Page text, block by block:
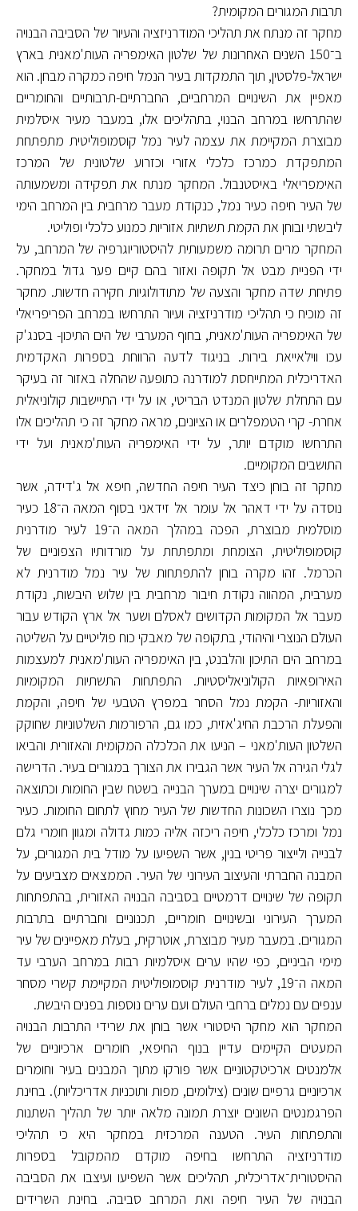
תרבות המגורים המקומית?
מחקר זה מנתח את תהליכי המודרניזציה והעיור של הסביבה הבנויה
ב־150 השנים האחרונות של שלטון האימפריה העות'מאנית בארץ
ישראל-פלסטין, תוך התמקדות בעיר הנמל חיפה כמקרה מבחן. הוא
מאפיין את השינויים המרחביים, החברתיים-תרבותיים והחומריים
שהתרחשו במרחב הבנוי, בתהליכים אלו, במעבר מעיר איסלמית
מבוצרת המקיימת את עצמה לעיר נמל קוסמופוליטית מתפתחת
המתפקדת כמרכז כלכלי אזורי וכזרוע שלטונית של המרכז
האימפריאלי באיסטנבול. המחקר מנתח את תפקידה ומשמעותה
של העיר חיפה כעיר נמל, כנקודת מעבר מרחבית בין המרחב הימי
ליבשתי ובוחן את הקמת תשתיות אזוריות כמנוע כלכלי ופוליטי.
המחקר מרים תרומה משמעותית להיסטוריוגרפיה של המרחב, על
ידי הפניית מבט אל תקופה ואזור בהם קיים פער גדול במחקר.
פתיחת שדה מחקר והצעה של מתודולוגיות חקירה חדשות. מחקר
זה מוכיח כי תהליכי מודרניזציה ועיור התרחשו במרחב הפריפריאלי
של האימפריה העות'מאנית, בחוף המערבי של הים התיכון- בסנג'ק
עכו ווילאייאת בירות. בניגוד לדעה הרווחת בספרות האקדמית
האדריכלית המתייחסת למודרנה כתופעה שהחלה באזור זה בעיקר
עם התחלת שלטון המנדט הבריטי, או על ידי התיישבות קולוניאלית
אחרת- קרי הטמפלרים או הציונים, מראה מחקר זה כי תהליכים אלו
התרחשו מוקדם יותר, על ידי האימפריה העות'מאנית ועל ידי
התושבים המקומיים.
מחקר זה בוחן כיצד העיר חיפה החדשה, חיפא אל ג'דידה, אשר
נוסדה על ידי דאהר אל עומר אל זידאני בסוף המאה ה־18 כעיר
מוסלמית מבוצרת, הפכה במהלך המאה ה־19 לעיר מודרנית
קוסמופוליטית, הצומחת ומתפתחת על מורדותיו הצפוניים של
הכרמל. זהו מקרה בוחן להתפתחות של עיר נמל מודרנית לא
מערבית, המהווה נקודת חיבור מרחבית בין שלוש היבשות, נקודת
מעבר אל המקומות הקדושים לאסלם ושער אל ארץ הקודש עבור
העולם הנוצרי והיהודי, בתקופה של מאבקי כוח פוליטיים על השליטה
במרחב הים התיכון והלבנט, בין האימפריה העות'מאנית למעצמות
האירופאיות הקולוניאליסטיות. התפתחות התשתיות המקומיות
והאזוריות- הקמת נמל הסחר במפרץ הטבעי של חיפה, והקמת
והפעלת הרכבת החיג'אזית, כמו גם, הרפורמות השלטוניות שחוקק
השלטון העות'מאני – הניעו את הכלכלה המקומית והאזורית והביאו
לגלי הגירה אל העיר אשר הגבירו את הצורך במגורים בעיר. הדרישה
למגורים יצרה שינויים במערך הבנייה בשטח שבין החומות וכתוצאה
מכך נוצרו השכונות החדשות של העיר מחוץ לתחום החומות. כעיר
נמל ומרכז כלכלי, חיפה ריכזה אליה כמות גדולה ומגוון חומרי גלם
לבנייה ולייצור פריטי בנין, אשר השפיעו על מודל בית המגורים, על
המבנה החברתי והעיצוב העירוני של העיר. הממצאים מצביעים על
תקופה של שינויים דרמטיים בסביבה הבנויה האזורית, בהתפתחות
המערך העירוני ובשינויים חומריים, תכנוניים וחברתיים בתרבות
המגורים. במעבר מעיר מבוצרת, אוטרקית, בעלת מאפיינים של עיר
מימי הביניים, כפי שהיו ערים איסלמיות רבות במרחב הערבי עד
המאה ה־19, לעיר מודרנית קוסמופוליטית המקיימת קשרי מסחר
ענפים עם נמלים ברחבי העולם ועם ערים נוספות בפנים היבשת.
המחקר הוא מחקר היסטורי אשר בוחן את שרידי התרבות הבנויה
המעטים הקיימים עדיין בנוף החיפאי, חומרים ארכיוניים של
אלמנטים ארכיטקטוניים אשר פורקו מתוך המבנים בעיר וחומרים
ארכיוניים גרפיים שונים (צילומים, מפות ותוכניות אדריכליות). בחינת
הפרגמנטים השונים יוצרת תמונה מלאה יותר של תהליך השתנות
והתפתחות העיר. הטענה המרכזית במחקר היא כי תהליכי
מודרניזציה התרחשו בחיפה מוקדם מהמקובל בספרות
ההיסטורית־אדריכלית, תהליכים אשר השפיעו ועיצבו את הסביבה
הבנויה של העיר חיפה ואת המרחב סביבה. בחינת השרידים